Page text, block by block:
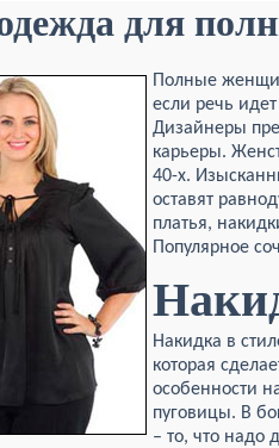
для
Полные
если речь
Дизайнеры
карьеры.
40-х.
оставят
платья,
Популярное
Накидка в
которая
особенности
пуговицы. В
– то, что надо